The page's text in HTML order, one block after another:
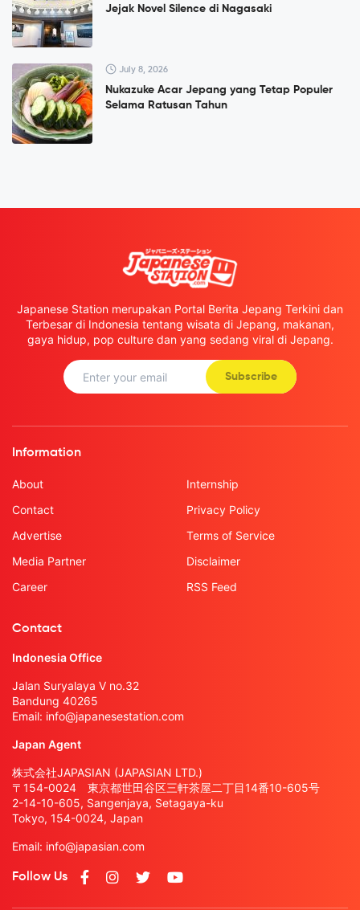
Jejak Novel Silence di Nagasaki
July 8, 2026
Nukazuke Acar Jepang yang Tetap Populer
Selama Ratusan Tahun
Japanese Station merupakan Portal Berita Jepang Terkini dan
Terbesar di Indonesia tentang wisata di Jepang, makanan,
gaya hidup, pop culture dan yang sedang viral di Jepang.
Subscribe
Information
About
Contact
Advertise
Media Partner
Career
Internship
Privacy Policy
Terms of Service
Disclaimer
RSS Feed
Contact
Indonesia Office
Jalan Suryalaya V no.32
Bandung 40265
Email: info@japanesestation.com
Japan Agent
株式会社JAPASIAN (JAPASIAN LTD.)
〒154-0024 東京都世田谷区三軒茶屋二丁目14番10-605号
2-14-10-605, Sangenjaya, Setagaya-ku
Tokyo, 154-0024, Japan
Email: info@japasian.com
Follow Us